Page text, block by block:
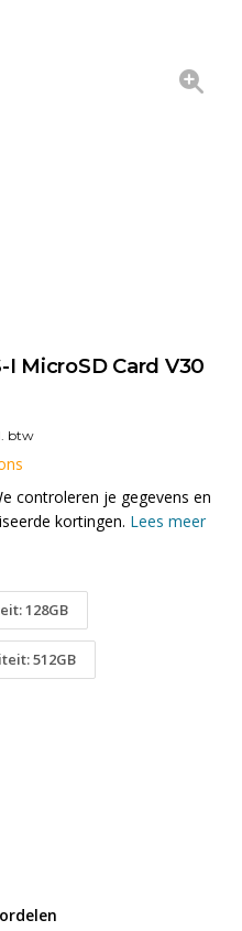
MicroSD Card V30
btw
controleren je gegevens en
kortingen. Lees meer
128GB
512GB